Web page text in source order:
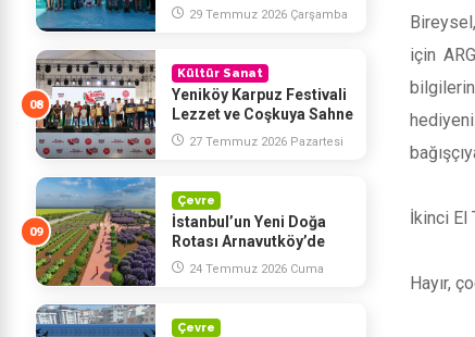
için
İkinci El
Hayır,
Eğitim Yatırımının
29 Temmuz 2026 Çarşamba
Kültür Sanat
Yeniköy Karpuz Festivali
Lezzet ve Coşkuya Sahne
Oldu27 Temmuz 2026 Pazartesi
Çevre
İstanbul’un Yeni Doğa
Rotası Arnavutköy’de
Yükseliyor
24 Temmuz 2026 Cuma
Çevre